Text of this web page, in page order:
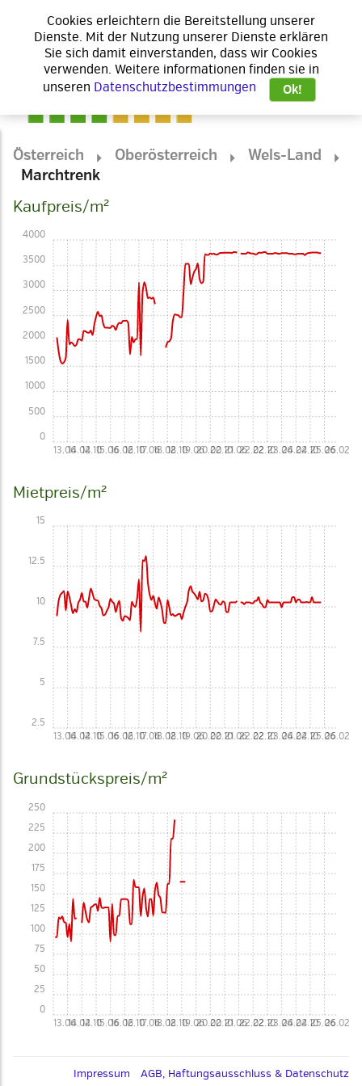
Österreich Oberösterreich
Wels-Land
Marchtrenk
Kaufpreis/m²
13.0614.0214.1015.0616.0216.1017.0618.0218.1019.0620.0220.1021.0622.0222.1023.0624.0224.1025.0626.02
0
500
1000
1500
2000
2500
3000
3500
4000
Mietpreis/m²
13.0614.0214.1015.0616.0216.1017.0618.0218.1019.0620.0220.1021.0622.0222.1023.0624.0224.1025.0626.02
2.5
5
7.5
10
12.5
15
Grundstückspreis/m²
13.0614.0214.1015.0616.0216.1017.0618.0218.1019.0620.0220.1021.0622.0222.1023.0624.0224.1025.0626.02
0
25
50
75
100
125
150
175
200
225
250
Impressum AGB, Haftungsausschluss & Datenschutz
Cookies erleichtern die Bereitstellung unserer
Dienste. Mit der Nutzung unserer Dienste erklären
Sie sich damit einverstanden, dass wir Cookies
verwenden. Weitere informationen finden sie in
unseren Datenschutzbestimmungen Ok!